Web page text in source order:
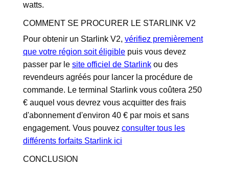
watts.
COMMENT SE PROCURER LE STARLINK V2
Pour obtenir un Starlink V2, vérifiez premièrement
que votre région soit éligiblepuis vous devez
passer par le site officiel de Starlinkou des
revendeurs agréés pour lancer la procédure de
commande. Le terminal Starlink vous coûtera 250
€ auquel vous devrez vous acquitter des frais
d'abonnement d'environ 40 € par mois et sans
engagement. Vous pouvez consulter tous les
différents forfaits Starlink ici
CONCLUSION